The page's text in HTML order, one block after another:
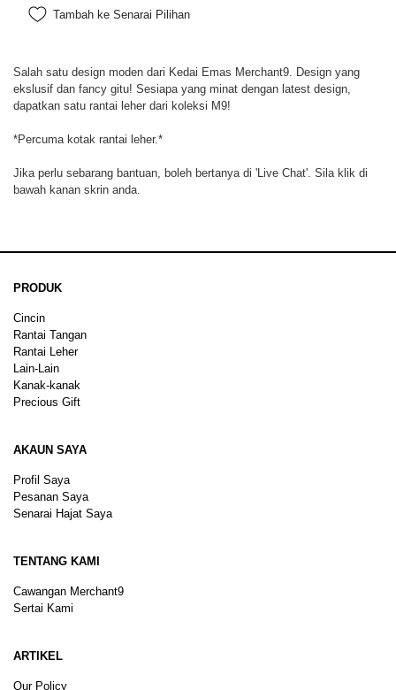
Tambah ke Senarai Pilihan
Salah satu design moden dari Kedai Emas Merchant9. Design yang
ekslusif dan fancy gitu! Sesiapa yang minat dengan latest design,
dapatkan satu rantai leher dari koleksi M9!
*Percuma kotak rantai leher.*
Jika perlu sebarang bantuan, boleh bertanya di 'Live Chat'. Sila klik di
bawah kanan skrin anda.
PRODUK
Cincin
Rantai Tangan
Rantai Leher
Lain-Lain
Kanak-kanak
Precious Gift
AKAUN SAYA
Profil Saya
Pesanan Saya
Senarai Hajat Saya
TENTANG KAMI
Cawangan Merchant9
Sertai Kami
ARTIKEL
Our Policy